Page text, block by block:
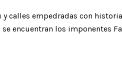
calles empedradas con
encuentran los imponentes